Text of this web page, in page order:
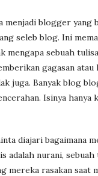
menjadi blogger
seleb blog. Ini
mengapa sebuah
gagasan
juga. Banyak blog
Isinya
diajari bagaimana
adalah nurani,
mereka rasakan saat